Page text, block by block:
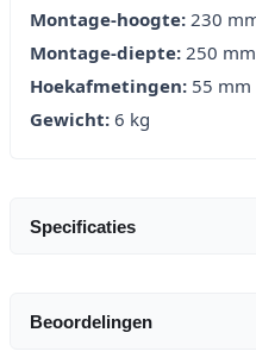
Montage-hoogte: 230
Montage-diepte: 250 mm
Hoekafmetingen: 55 mm
Gewicht: 6 kg
Specificaties
Beoordelingen